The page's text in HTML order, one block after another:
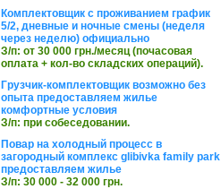
Комплектовщик с проживанием график
5/2, дневные и ночные смены (неделя
через неделю) официально
З/п: от 30 000 грн./месяц (почасовая
оплата + кол-во складских операций).
Грузчик-комплектовщик возможно без
опыта предоставляем жилье
комфортные условия
З/п: при собеседовании.
Повар на холодный процесс в
загородный комплекс glibivka family park
предоставляем жилье
З/п: 30 000 - 32 000 грн.